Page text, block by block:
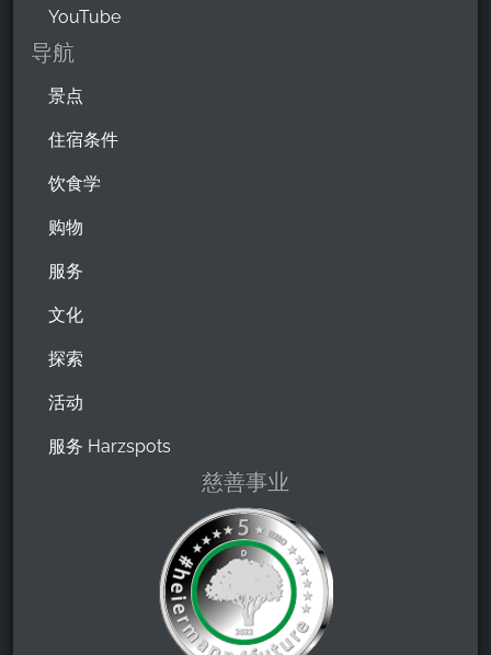
YouTube
导航
景点
住宿条件
饮食学
购物
服务
文化
探索
活动
服务 Harzspots
慈善事业